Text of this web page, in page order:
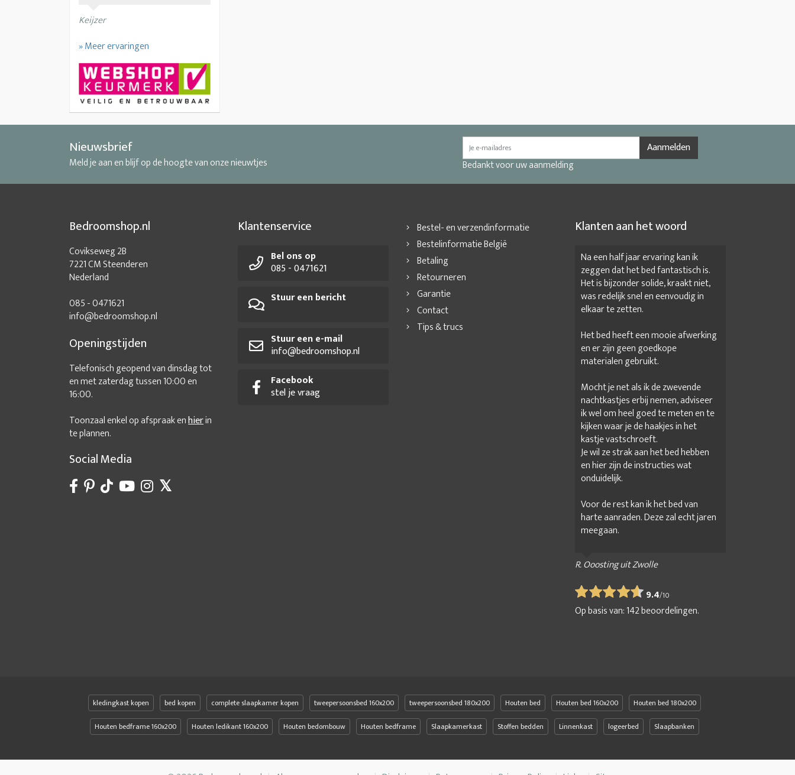
Keijzer
» Meer ervaringen
Nieuwsbrief
Meld je aan en blijf op de hoogte van onze nieuwtjes
Aanmelden
Bedankt voor uw aanmelding
Bedroomshop.nl
Covikseweg 2B
7221 CM Steenderen
Nederland
085 - 0471621
info@bedroomshop.nl
Openingstijden
Telefonisch geopend van dinsdag tot
en met zaterdag tussen 10:00 en
16:00.
Toonzaal enkel op afspraak enhierin
te plannen.
Social Media
Klantenservice
Bel ons op
085 - 0471621
Stuur een bericht
Stuur een e-mail
info@bedroomshop.nl
Facebook
stel je vraag
Bestel- en verzendinformatie
Bestelinformatie België
Betaling
Retourneren
Garantie
Contact
Tips & trucs
Klanten aan het woord
Na een half jaar ervaring kan ik
zeggen dat het bed fantastisch is.
Het is bijzonder solide, kraakt niet,
was redelijk snel en eenvoudig in
elkaar te zetten.
Het bed heeft een mooie afwerking
en er zijn geen goedkope
materialen gebruikt.
Mocht je net als ik de zwevende
nachtkastjes erbij nemen, adviseer
ik wel om heel goed te meten en te
kijken waar je de haakjes in het
kastje vastschroeft.
Je wil ze strak aan het bed hebben
en hier zijn de instructies wat
onduidelijk.
Voor de rest kan ik het bed van
harte aanraden. Deze zal echt jaren
meegaan.
R. Ooosting uit Zwolle
9.4/10
Op basis van:142beoordelingen.
kledingkast kopen bed kopen complete slaapkamer kopen tweepersoonsbed 160x200 tweepersoonsbed 180x200 Houten bed Houten bed 160x200
Houten bed 180x200
Houten bedframe 160x200
Houten ledikant 160x200 Houten bedombouw Houten bedframe Slaapkamerkast Stoffen bedden Linnenkast logeerbed Slaapbanken